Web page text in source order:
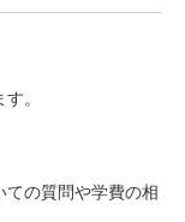
。
の質問や学費の相